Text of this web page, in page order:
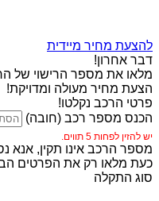
להצעת מחיר מיידית
דבר אחרון!
מלאו את מספר הרישוי של
הצעת מחיר מעולה ומדויקת!
פרטי הרכב נקלטו!
הכנס מספר רכב (חובה)
יש להזין לפחות 5 תווים.
מספר הרכב אינו תקין, אנא
כעת מלאו רק את הפרטים
סוג התקלה